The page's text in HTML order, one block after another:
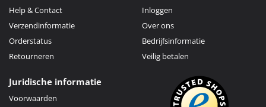
Help & Contact
Verzendinformatie
Orderstatus
Retourneren
Inloggen
Over ons
Bedrijfsinformatie
Veilig betalen
Juridische informatie
Voorwaarden